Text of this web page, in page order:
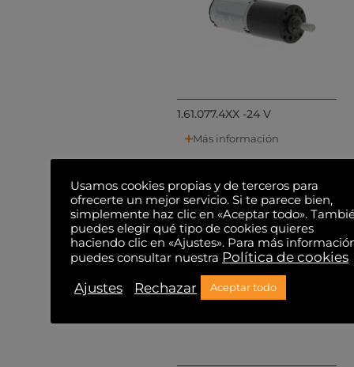
1.61.077.4XX -24 V
Más información
Usamos cookies propias y de terceros para
ofrecerte un mejor servicio. Si te parece bien,
simplemente haz clic en «Aceptar todo».
puedes elegir qué tipo de cookies quieres
haciendo clic en «Ajustes». Para más
puedes consultar nuestra Política de cookies
Ajustes
Rechazar Aceptar todo